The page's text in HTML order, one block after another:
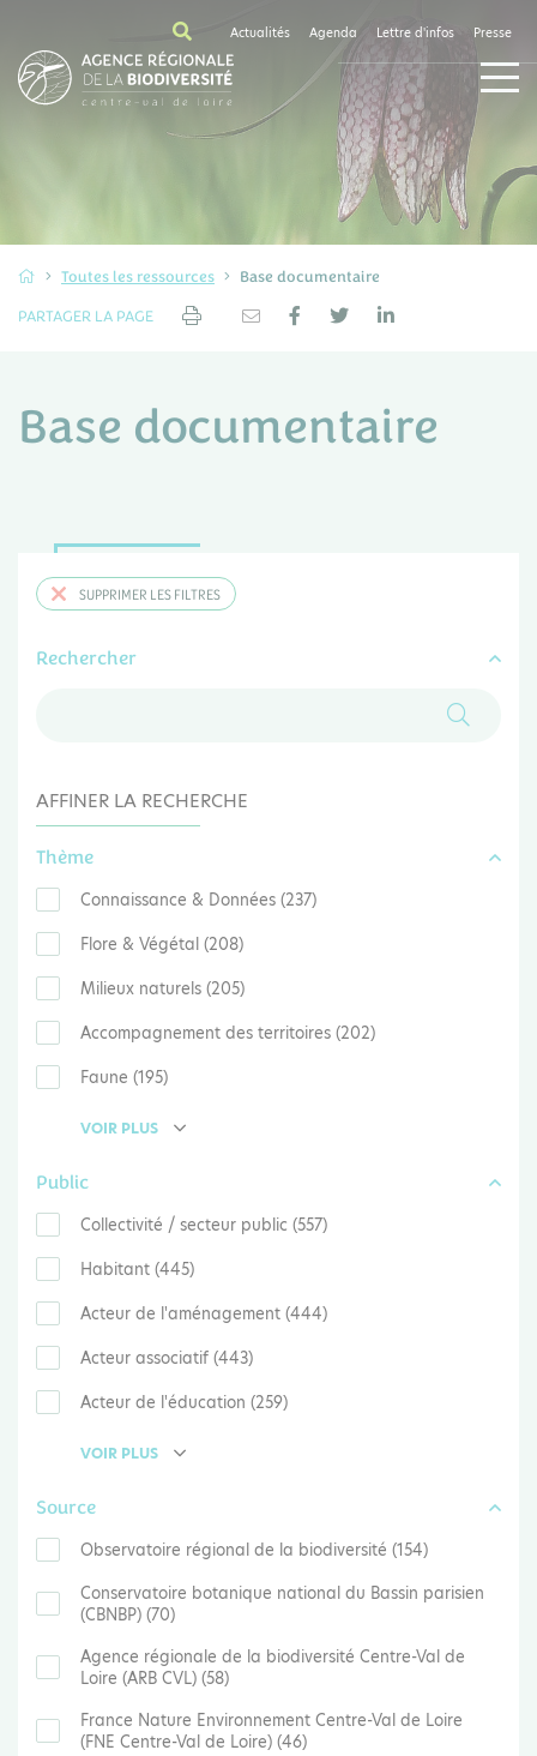
Actualités Agenda Lettre d'infos Presse
Toutes les ressources
Base documentaire
PARTAGER LA PAGE
Base documentaire
SUPPRIMER LES FILTRES
Rechercher
AFFINER LA RECHERCHE
Thème
Connaissance & Données (237)
Flore & Végétal (208)
Milieux naturels (205)
Accompagnement des territoires (202)
Faune (195)
VOIR PLUS
Public
Collectivité / secteur public (557)
Habitant (445)
Acteur de l'aménagement (444)
Acteur associatif (443)
Acteur de l'éducation (259)
VOIR PLUS
Source
Observatoire régional de la biodiversité (154)
Conservatoire botanique national du Bassin parisien
(CBNBP) (70)
Agence régionale de la biodiversité Centre-Val de
Loire (ARB CVL) (58)
France Nature Environnement Centre-Val de Loire
(FNE Centre-Val de Loire) (46)